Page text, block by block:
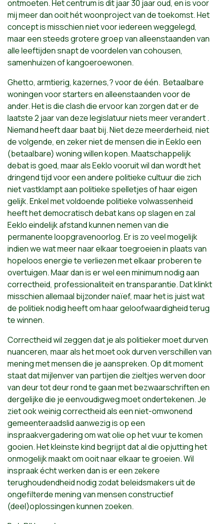
ontmoeten. Het centrum is dit jaar 30 jaar oud, en is voor
mij meer dan ooit hét woonproject van de toekomst. Het
concept is misschien niet voor iedereen weggelegd,
maar een steeds grotere groep van alleenstaanden van
alle leeftijden snapt de voordelen van cohousen,
samenhuizen of kangoeroewonen.
Ghetto, armtierig, kazernes,? voor de één. Betaalbare
woningen voor starters en alleenstaanden voor de
ander. Het is die clash die ervoor kan zorgen dat er de
laatste 2 jaar van deze legislatuur niets meer verandert .
Niemand heeft daar baat bij. Niet deze meerderheid, niet
de volgende, en zeker niet de mensen die in Eeklo een
(betaalbare) woning willen kopen. Maatschappelijk
debat is goed, maar als Eeklo vooruit wil dan wordt het
dringend tijd voor een andere politieke cultuur die zich
niet vastklampt aan politieke spelletjes of haar eigen
gelijk. Enkel met voldoende politieke volwassenheid
heeft het democratisch debat kans op slagen en zal
Eeklo eindelijk afstand kunnen nemen van die
permanente loopgravenoorlog. Er is zo veel mogelijk
indien we wat meer naar elkaar toegroeien in plaats van
hopeloos energie te verliezen met elkaar proberen te
overtuigen. Maar dan is er wel een minimum nodig aan
correctheid, professionaliteit en transparantie. Dat klinkt
misschien allemaal bijzonder naïef, maar het is juist wat
de politiek nodig heeft om haar geloofwaardigheid terug
te winnen.
Correctheid wil zeggen dat je als politieker moet durven
nuanceren, maar als het moet ook durven verschillen van
mening met mensen die je aanspreken. Op dit moment
staat dat mijlenver van partijen die zieltjes werven door
van deur tot deur rond te gaan met bezwaarschriften en
dergelijke die je eenvoudigweg moet ondertekenen. Je
ziet ook weinig correctheid als een niet-omwonend
gemeenteraadslid aanwezig is op een
inspraakvergadering om wat olie op het vuur te komen
gooien. Het kleinste kind begrijpt dat al die opjutting het
onmogelijk maakt om ooit naar elkaar te groeien. Wil
inspraak écht werken dan is er een zekere
terughoudendheid nodig zodat beleidsmakers uit de
ongefilterde mening van mensen constructief
(deel)oplossingen kunnen zoeken.